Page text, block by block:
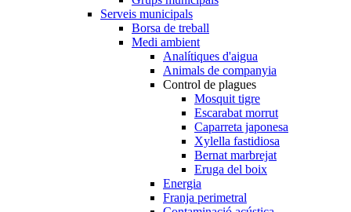
Serveis municipals
Borsa de treball
Medi ambient
Analítiques d'aigua
Animals de companyia
Control de plagues
Mosquit tigre
Escarabat morrut
Caparreta japonesa
Xylella fastidiosa
Bernat marbrejat
Eruga del boix
Energia
Franja perimetral